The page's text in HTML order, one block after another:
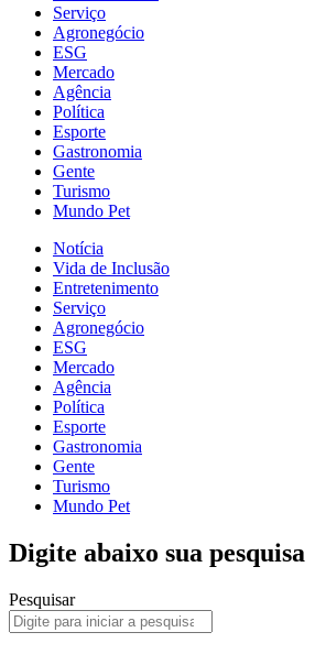
Serviço
Agronegócio
ESG
Mercado
Agência
Política
Esporte
Gastronomia
Gente
Turismo
Mundo Pet
Notícia
Vida de Inclusão
Entretenimento
Serviço
Agronegócio
ESG
Mercado
Agência
Política
Esporte
Gastronomia
Gente
Turismo
Mundo Pet
Digite abaixo sua pesquisa
Pesquisar